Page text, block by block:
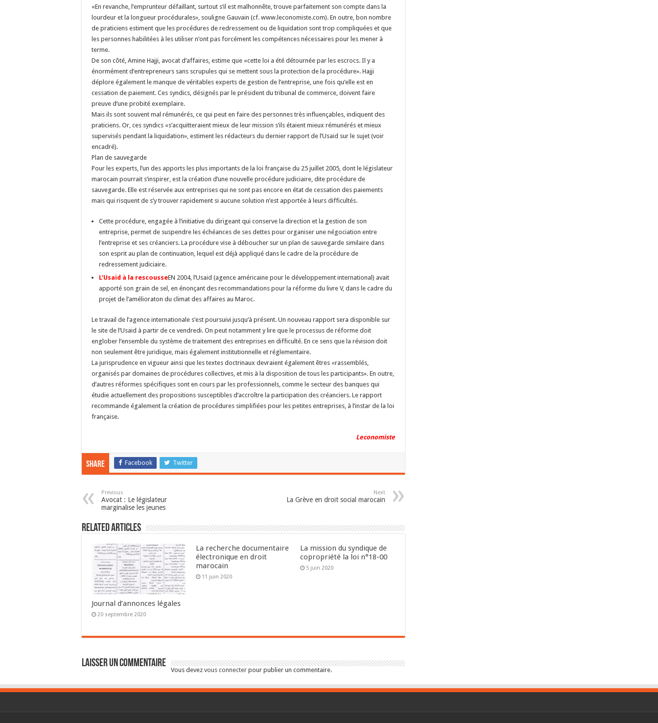
«En revanche, l’emprunteur défaillant, surtout s’il est malhonnête, trouve parfaitement son compte dans la
lourdeur et la longueur procédurales», souligne Gauvain (cf. www.leconomiste.com). En outre, bon nombre
de praticiens estiment que les procédures de redressement ou de liquidation sont trop compliquées et que
les personnes habilitées à les utiliser n’ont pas forcément les compétences nécessaires pour les mener à
terme.
De son côté, Amine Hajji, avocat d’affaires, estime que «cette loi a été détournée par les escrocs. Il y a
énormément d’entrepreneurs sans scrupules qui se mettent sous la protection de la procédure». Hajji
déplore également le manque de véritables experts de gestion de l’entreprise, une fois qu’elle est en
cessation de paiement. Ces syndics, désignés par le président du tribunal de commerce, doivent faire
preuve d’une probité exemplaire.
Mais ils sont souvent mal rémunérés, ce qui peut en faire des personnes très influençables, indiquent des
praticiens. Or, ces syndics «s’acquitteraient mieux de leur mission s’ils étaient mieux rémunérés et mieux
supervisés pendant la liquidation», estiment les rédacteurs du dernier rapport de l’Usaid sur le sujet (voir
encadré).
Plan de sauvegarde
Pour les experts, l’un des apports les plus importants de la loi française du 25 juillet 2005, dont le législateur
marocain pourrait s’inspirer, est la création d’une nouvelle procédure judiciaire, dite procédure de
sauvegarde. Elle est réservée aux entreprises qui ne sont pas encore en état de cessation des paiements
mais qui risquent de s’y trouver rapidement si aucune solution n’est apportée à leurs difficultés.
Cette procédure, engagée à l’initiative du dirigeant qui conserve la direction et la gestion de son
entreprise, permet de suspendre les échéances de ses dettes pour organiser une négociation entre
l’entreprise et ses créanciers. La procédure vise à déboucher sur un plan de sauvegarde similaire dans
son esprit au plan de continuation, lequel est déjà appliqué dans le cadre de la procédure de
redressement judiciaire.
L’Usaid à la rescousseEN 2004, l’Usaid (agence américaine pour le développement international) avait
apporté son grain de sel, en énonçant des recommandations pour la réforme du livre V, dans le cadre du
projet de l’amélioraton du climat des affaires au Maroc.
Le travail de l’agence internationale s’est poursuivi jusqu’à présent. Un nouveau rapport sera disponible sur
le site de l’Usaid à partir de ce vendredi. On peut notamment y lire que le processus de réforme doit
englober l’ensemble du système de traitement des entreprises en difficulté. En ce sens que la révision doit
non seulement être juridique, mais également institutionnelle et réglementaire.
La jurisprudence en vigueur ainsi que les textes doctrinaux devraient également êtres «rassemblés,
organisés par domaines de procédures collectives, et mis à la disposition de tous les participants». En outre,
d’autres réformes spécifiques sont en cours par les professionnels, comme le secteur des banques qui
étudie actuellement des propositions susceptibles d’accroître la participation des créanciers. Le rapport
recommande également la création de procédures simplifiées pour les petites entreprises, à l’instar de la loi
française.
Leconomiste
Share Facebook Twitter
Previous
Avocat : Le législateur
marginalise les jeunes
Next
La Grève en droit social marocain
Related Articles
Journal d’annonces légales
20 septembre 2020
La recherche documentaire
électronique en droit
marocain
11 juin 2020
La mission du syndique de
copropriété la loi n°18-00
5 juin 2020
Laisser un commentaire
Vous devez vous connecter pour publier un commentaire.